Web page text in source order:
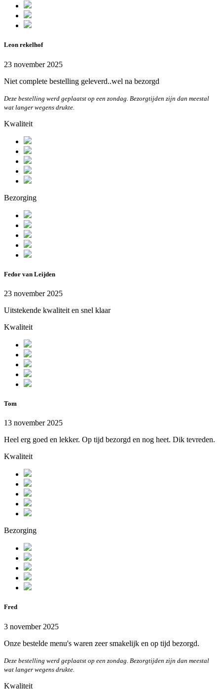
Leon rekelhof
23 november 2025
Niet complete bestelling geleverd..wel na bezorgd
Deze bestelling werd geplaatst op een zondag. Bezorgtijden zijn dan meestal
wat langer wegens drukte.
Kwaliteit
Bezorging
Fedor van Leijden
23 november 2025
Uitstekende kwaliteit en snel klaar
Kwaliteit
Tom
13 november 2025
Heel erg goed en lekker. Op tijd bezorgd en nog heet. Dik tevreden.
Kwaliteit
Bezorging
Fred
3 november 2025
Onze bestelde menu's waren zeer smakelijk en op tijd bezorgd.
Deze bestelling werd geplaatst op een zondag. Bezorgtijden zijn dan meestal
wat langer wegens drukte.
Kwaliteit